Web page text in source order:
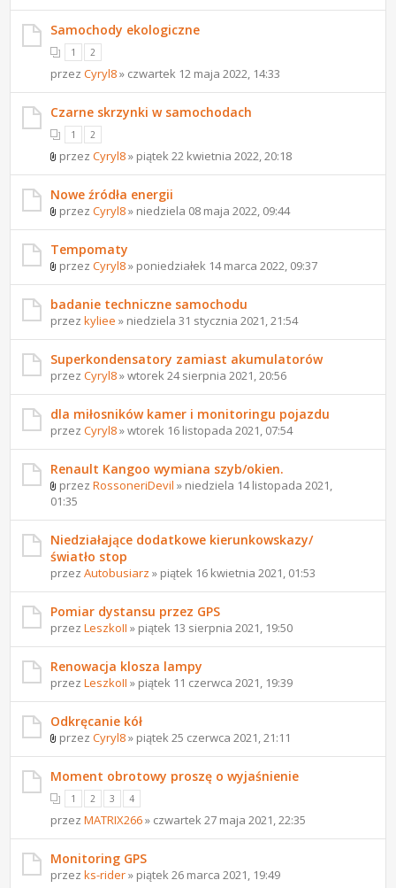
Samochody ekologiczne
1 2
przezCyryl8» czwartek 12 maja 2022, 14:33
Czarne skrzynki w samochodach
1 2
przezCyryl8» piątek 22 kwietnia 2022, 20:18
Nowe źródła energii
przezCyryl8» niedziela 08 maja 2022, 09:44
Tempomaty
przezCyryl8» poniedziałek 14 marca 2022, 09:37
badanie techniczne samochodu
przezkyliee » niedziela 31 stycznia 2021, 21:54
Superkondensatory zamiast akumulatorów
przezCyryl8» wtorek 24 sierpnia 2021, 20:56
dla miłosników kamer i monitoringu pojazdu
przezCyryl8» wtorek 16 listopada 2021, 07:54
Renault Kangoo wymiana szyb/okien.
przezRossoneriDevil » niedziela 14 listopada 2021,
01:35
Niedziałające dodatkowe kierunkowskazy/
światło stop
przezAutobusiarz » piątek 16 kwietnia 2021, 01:53
Pomiar dystansu przez GPS
przezLeszkoII » piątek 13 sierpnia 2021, 19:50
Renowacja klosza lampy
przezLeszkoII » piątek 11 czerwca 2021, 19:39
Odkręcanie kół
przezCyryl8» piątek 25 czerwca 2021, 21:11
Moment obrotowy proszę o wyjaśnienie
1 2 3 4
przezMATRIX266» czwartek 27 maja 2021, 22:35
Monitoring GPS
przezks-rider» piątek 26 marca 2021, 19:49